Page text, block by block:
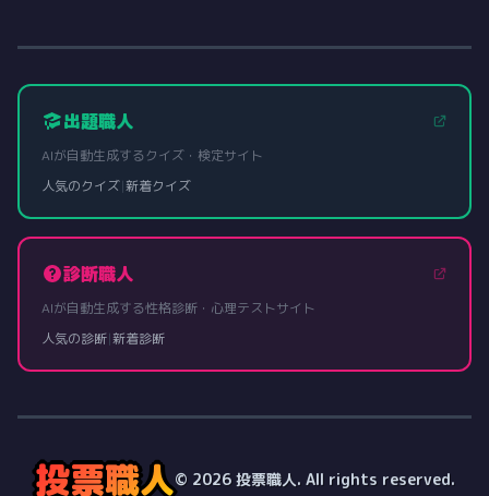
出題職人
AIが自動生成するクイズ・検定サイト
人気のクイズ|新着クイズ
診断職人
AIが自動生成する性格診断・心理テストサイト
人気の診断|新着診断
投票職人© 2026 投票職人. All rights reserved.